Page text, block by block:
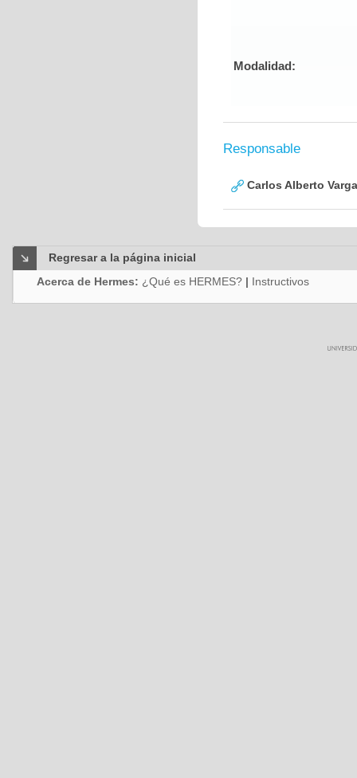
Modalidad:
Responsable
Carlos Alberto
Regresar a la página inicial
Acerca de Hermes: ¿Qué es HERMES? | Instructivos